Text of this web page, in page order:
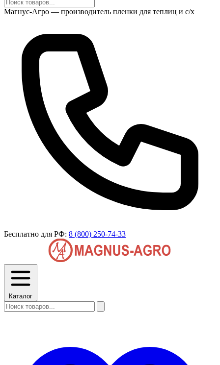
Магнус-Агро — производитель пленки для теплиц и с/х
Бесплатно для РФ: 8 (800) 250-74-33
Каталог